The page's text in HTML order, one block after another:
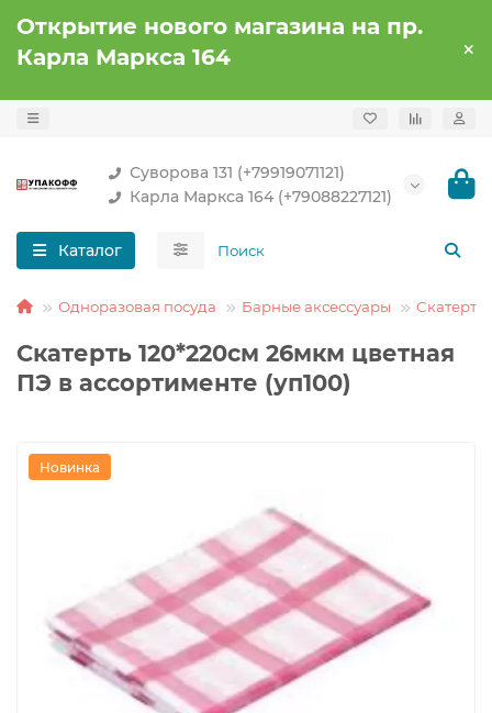
Открытие нового магазина на пр.
Карла Маркса 164
Суворова 131 (+79919071121)
Карла Маркса 164 (+79088227121)
Каталог
Одноразовая посуда Барные аксессуары Скатерти
Скатерть 120*220см 26мкм цветная
ПЭ в ассортименте (уп100)
Новинка